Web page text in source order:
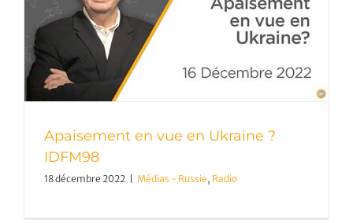
Apaisement en vue en Ukraine ?
IDFM98
18 décembre 2022 Médias - Russie, Radio